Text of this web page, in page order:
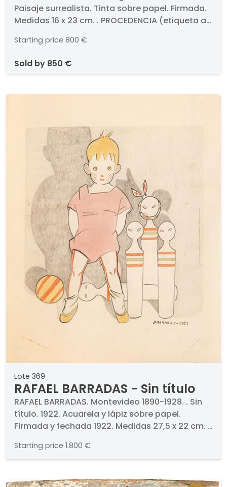
Paisaje surrealista. Tinta sobre papel. Firmada.
Medidas 16 x 23 cm. . PROCEDENCIA (etiqueta al
Colección particular México
Starting price 800 €
sold by 850 €
Lote 369
RAFAEL BARRADAS - Sin título
RAFAEL BARRADAS. Montevideo 1890-1928. . Sin
título. 1922. Acuarela y lápiz sobre papel.
Firmada y fechada 1922. Medidas 27,5 x 22 cm. .
Colección particular
Starting price 1.800 €